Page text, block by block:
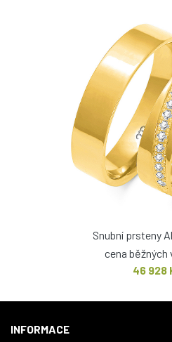
Snubní prsteny
cena
46 928
INFORMACE